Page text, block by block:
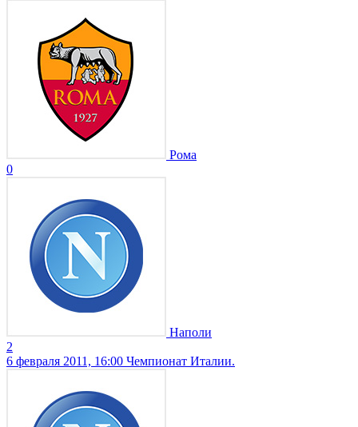
Рома
0
Наполи
2
6 февраля 2011, 16:00 Чемпионат Италии.